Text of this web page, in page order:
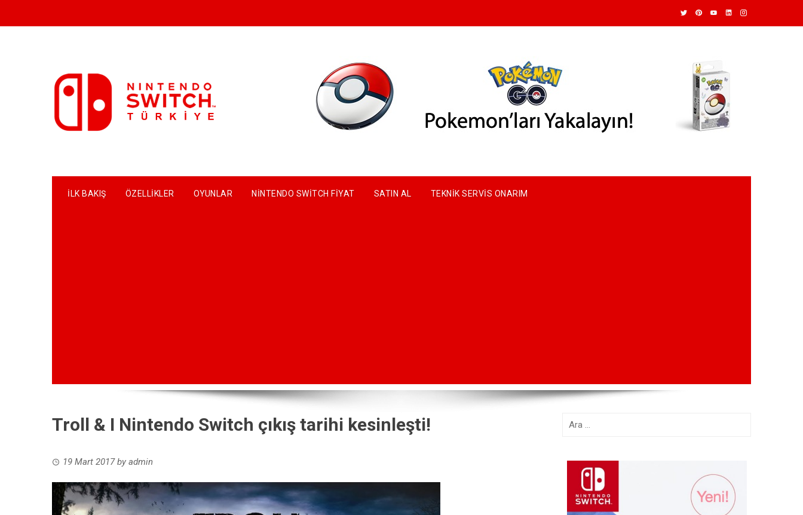
İLK BAKIŞ ÖZELLIKLER OYUNLAR NINTENDO SWITCH FIYAT SATIN AL TEKNIK SERVIS ONARIM
Troll & I Nintendo Switch çıkış tarihi kesinleşti!
19 Mart 2017by admin
Arama: